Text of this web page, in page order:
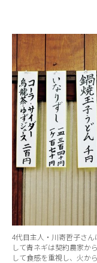
4代目主人・川㟢哲子さ
して青ネギは契約農家か
して食感を重視し、火か